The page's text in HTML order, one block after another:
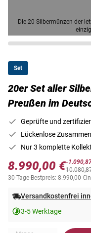
Die 20 Silbermünzen der
Set
20er Set aller
Preußen im
Geprüfte und
Lückenlose
Nur 3 komplette
8.990,00 €-
30-Tage-Bestpreis: 8.990,00 €
Versandkostenfrei
3-5 Werktage